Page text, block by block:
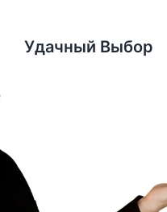
Удачный Выбор